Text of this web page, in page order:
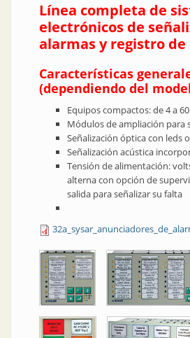
Línea completa de
electrónicos de
alarmas y registro de
Características
(dependiendo del
Equipos compactos: de 4 a
Módulos de ampliación para
Señalización óptica con leds o
Señalización acústica
Tensión de alimentación:
alterna con opción de
salida para señalizar su falta